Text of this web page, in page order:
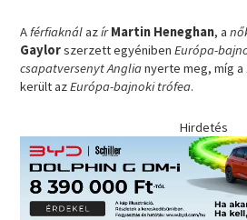
A férfiaknálazír Martin Heneghan, a
Gaylorszerzett egyénibenEurópa-
csapatversenyt Anglianyerte meg, míg a
került azEurópa-bajnoki trófea.
Hirdetés